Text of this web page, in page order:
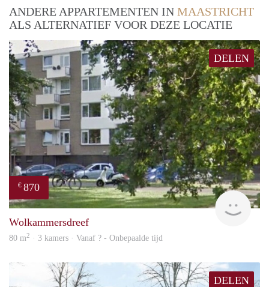
ANDERE APPARTEMENTEN IN MAASTRICHT
ALS ALTERNATIEF VOOR DEZE LOCATIE
DELEN
€ 870
rent
Wolkammersdreef
80 m2 · 3 kamers · Vanaf ? - Onbepaalde tijd
DELEN